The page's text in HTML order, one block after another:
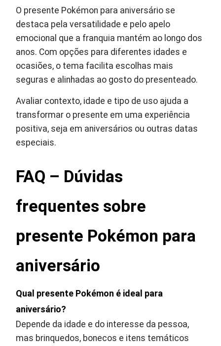
O presente Pokémon para aniversário se
destaca pela versatilidade e pelo apelo
emocional que a franquia mantém ao longo dos
anos. Com opções para diferentes idades e
ocasiões, o tema facilita escolhas mais
seguras e alinhadas ao gosto do presenteado.
Avaliar contexto, idade e tipo de uso ajuda a
transformar o presente em uma experiência
positiva, seja em aniversários ou outras datas
especiais.
FAQ – Dúvidas
frequentes sobre
presente Pokémon para
aniversário
Qual presente Pokémon é ideal para
aniversário?
Depende da idade e do interesse da pessoa,
mas brinquedos, bonecos e itens temáticos